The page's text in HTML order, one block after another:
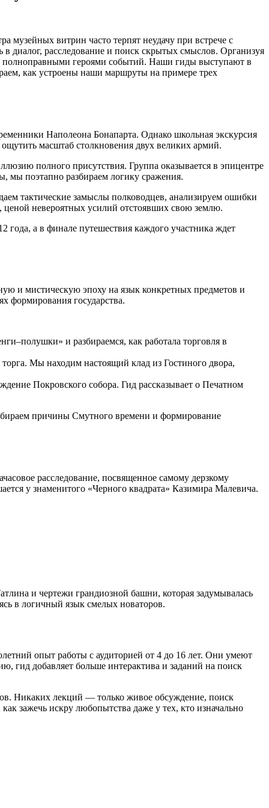
музейных витрин часто терпят неудачу при встрече с
диалог, расследование и поиск скрытых смыслов. Организуя
полноправными героями событий. Наши гиды выступают в
как устроены наши маршруты на примере трех
Наполеона Бонапарта. Однако школьная экскурсия
масштаб столкновения двух великих армий.
полного присутствия. Группа оказывается в эпицентре
мы поэтапно разбираем логику сражения.
тактические замыслы полководцев, анализируем ошибки
невероятных усилий отстоявших свою землю.
года, а в финале путешествия каждого участника ждет
и мистическую эпоху на язык конкретных предметов и
формирования государства.
и разбираемся, как работала торговля в
Мы находим настоящий клад из Гостиного двора,
Покровского собора. Гид рассказывает о Печатном
причины Смутного времени и формирование
расследование, посвященное самому дерзкому
у знаменитого «Черного квадрата» Казимира Малевича.
и чертежи грандиозной башни, которая задумывалась
в логичный язык смелых новаторов.
опыт работы с аудиторией от 4 до 16 лет. Они умеют
гид добавляет больше интерактива и заданий на поиск
Никаких лекций — только живое обсуждение, поиск
как зажечь искру любопытства даже у тех, кто изначально